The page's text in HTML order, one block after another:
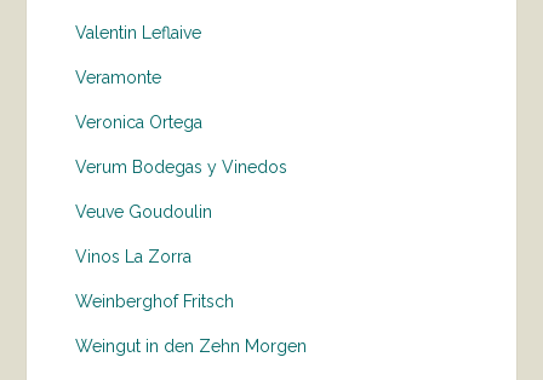
Valentin Leflaive
Veramonte
Veronica Ortega
Verum Bodegas y Vinedos
Veuve Goudoulin
Vinos La Zorra
Weinberghof Fritsch
Weingut in den Zehn Morgen